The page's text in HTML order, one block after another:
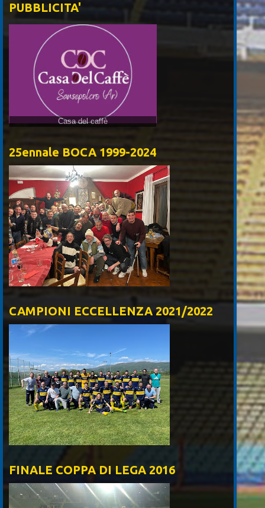
PUBBLICITA'
Casa del caffè
25ennale BOCA 1999-2024
CAMPIONI ECCELLENZA 2021/2022
FINALE COPPA DI LEGA 2016